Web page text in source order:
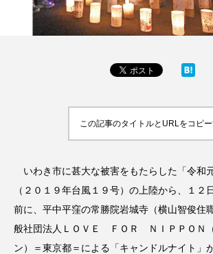
この記事のタイトルとURLをコピ
いわき市に甚大な被害をもたらした「令和
（２０１９年台風１９号）の上陸から、１２
前に、平中平窪の常勝院岩城寺（横山智俊住
般社団法人ＬＯＶＥ ＦＯＲ ＮＩＰＰＯＮ
ン）＝東京都＝による「キャンドルナイト」